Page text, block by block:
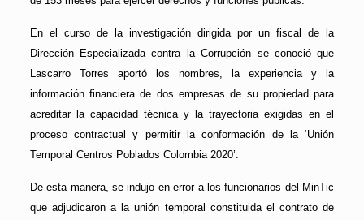
En el curso de la investigación dirigida por un fiscal de la
Dirección Especializada contra la Corrupción se conoció que
Lascarro Torres aportó los nombres, la experiencia y la
información financiera de dos empresas de su propiedad para
acreditar la capacidad técnica y la trayectoria exigidas en el
proceso contractual y permitir la conformación de la ‘Unión
Temporal Centros Poblados Colombia 2020’.
De esta manera, se indujo en error a los funcionarios del MinTic
que adjudicaron a la unión temporal constituida el contrato de